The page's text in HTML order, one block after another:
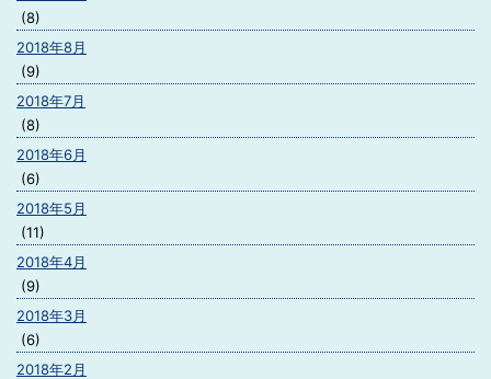
(8)
2018年8月
(9)
2018年7月
(8)
2018年6月
(6)
2018年5月
(11)
2018年4月
(9)
2018年3月
(6)
2018年2月